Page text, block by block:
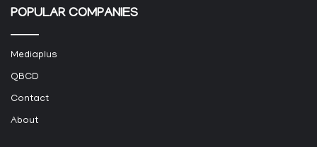
POPULAR COMPANIES
Mediaplus
QBCD
Contact
About